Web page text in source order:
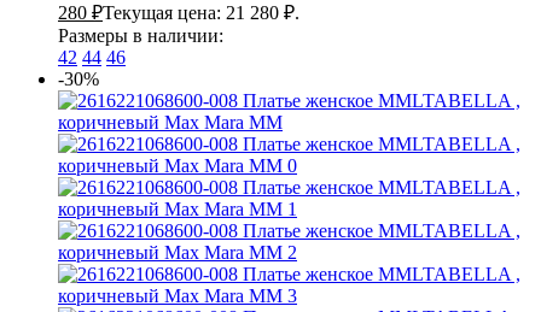
280 ₽Текущая цена: 21 280 ₽.
Размеры в наличии:
42 44 46
-30%